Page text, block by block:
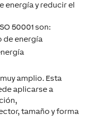
energía y reducir el
50001 son:
de energía
amplio. Esta
aplicarse a
tamaño y forma